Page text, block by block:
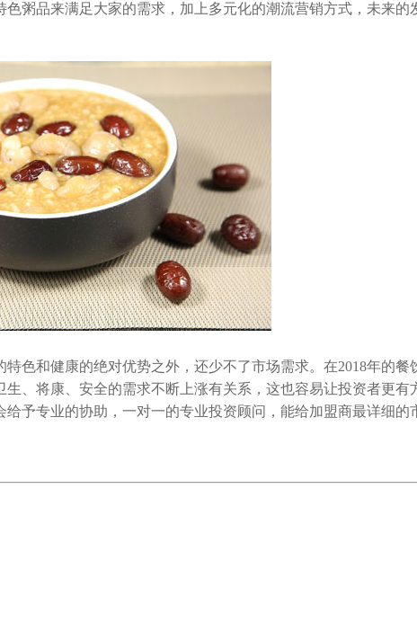
色粥品来满足大家的需求，加上多元化的潮流营销方式，未来的
和健康的绝对优势之外，还少不了市场需求。在2018年的餐
、将康、安全的需求不断上涨有关系，这也容易让投资者更有
予专业的协助，一对一的专业投资顾问，能给加盟商最详细的